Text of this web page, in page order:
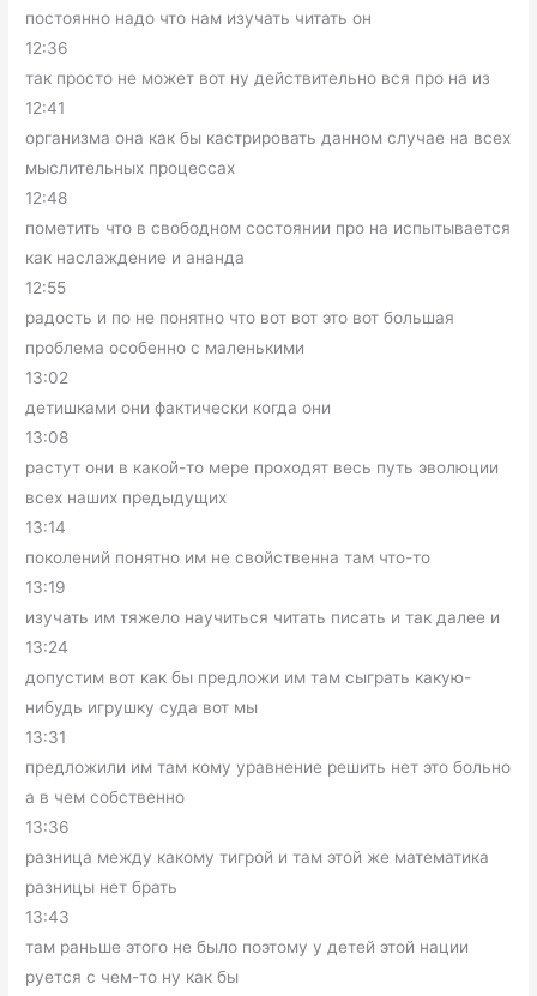
постоянно надо что нам изучать читать он
12:36
так просто не может вот ну действительно вся про на из
12:41
организма она как бы кастрировать данном случае на всех
мыслительных процессах
12:48
пометить что в свободном состоянии про на испытывается
как наслаждение и ананда
12:55
радость и по не понятно что вот вот это вот большая
проблема особенно с маленькими
13:02
детишками они фактически когда они
13:08
растут они в какой-то мере проходят весь путь эволюции
всех наших предыдущих
13:14
поколений понятно им не свойственна там что-то
13:19
изучать им тяжело научиться читать писать и так далее и
13:24
допустим вот как бы предложи им там сыграть какую-
нибудь игрушку суда вот мы
13:31
предложили им там кому уравнение решить нет это больно
а в чем собственно
13:36
разница между какому тигрой и там этой же математика
разницы нет брать
13:43
там раньше этого не было поэтому у детей этой нации
руется с чем-то ну как бы